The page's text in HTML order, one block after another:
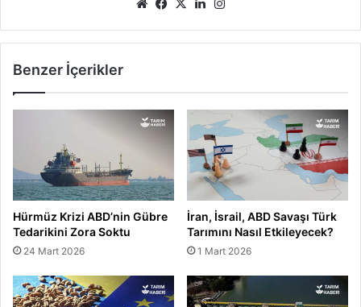
Web Facebook
X LinkedIn
Benzer İçerikler
Hürmüz Krizi ABD’nin Gübre
Tedarikini Zora Soktu
24 Mart 2026
İran, İsrail, ABD Savaşı Türk
Tarımını Nasıl Etkileyecek?
1 Mart 2026